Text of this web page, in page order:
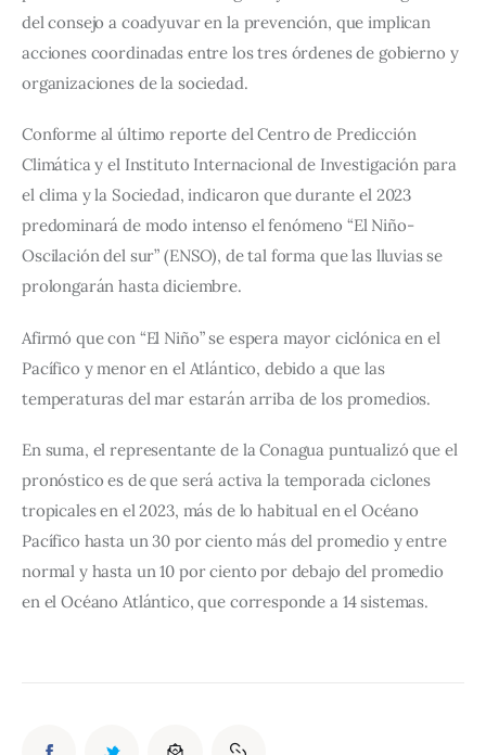
del consejo a coadyuvar en la prevención, que implican
acciones coordinadas entre los tres órdenes de gobierno y
organizaciones de la sociedad.
Conforme al último reporte del Centro de Predicción
Climática y el Instituto Internacional de Investigación para
el clima y la Sociedad, indicaron que durante el 2023
predominará de modo intenso el fenómeno “El Niño-
Oscilación del sur” (ENSO), de tal forma que las lluvias se
prolongarán hasta diciembre.
Afirmó que con “El Niño” se espera mayor ciclónica en el
Pacífico y menor en el Atlántico, debido a que las
temperaturas del mar estarán arriba de los promedios.
En suma, el representante de la Conagua puntualizó que el
pronóstico es de que será activa la temporada ciclones
tropicales en el 2023, más de lo habitual en el Océano
Pacífico hasta un 30 por ciento más del promedio y entre
normal y hasta un 10 por ciento por debajo del promedio
en el Océano Atlántico, que corresponde a 14 sistemas.